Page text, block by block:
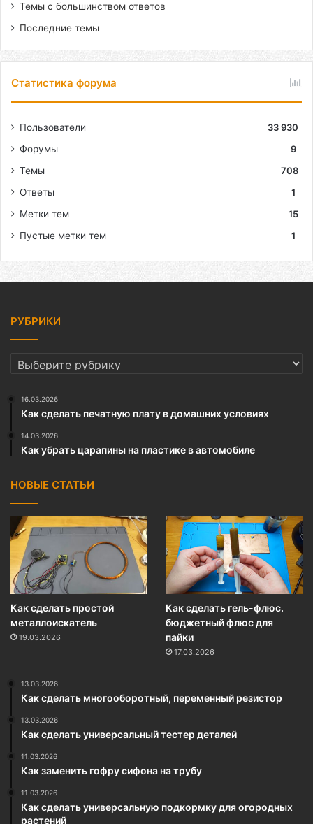
Темы с большинством ответов
Последние темы
Статистика форума
Пользователи
33 930
Форумы
9
Темы
708
Ответы
1
Метки тем
15
Пустые метки тем
1
РУБРИКИ
РУБРИКИ
16.03.2026
Как сделать печатную плату в домашних условиях
14.03.2026
Как убрать царапины на пластике в автомобиле
НОВЫЕ СТАТЬИ
Как сделать простой
металлоискатель
19.03.2026
Как сделать гель-флюс.
бюджетный флюс для
пайки
17.03.2026
13.03.2026
Как сделать многооборотный, переменный резистор
13.03.2026
Как сделать универсальный тестер деталей
11.03.2026
Как заменить гофру сифона на трубу
11.03.2026
Как сделать универсальную подкормку для огородных
растений